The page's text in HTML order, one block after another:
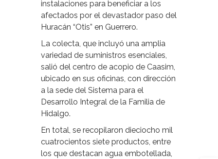
instalaciones para beneficiar a los
afectados por el devastador paso del
Huracán “Otis” en Guerrero.
La colecta, que incluyó una amplia
variedad de suministros esenciales,
salió del centro de acopio de Caasim,
ubicado en sus oficinas, con dirección
a la sede del Sistema para el
Desarrollo Integral de la Familia de
Hidalgo.
En total, se recopilaron dieciocho mil
cuatrocientos siete productos, entre
los que destacan agua embotellada,